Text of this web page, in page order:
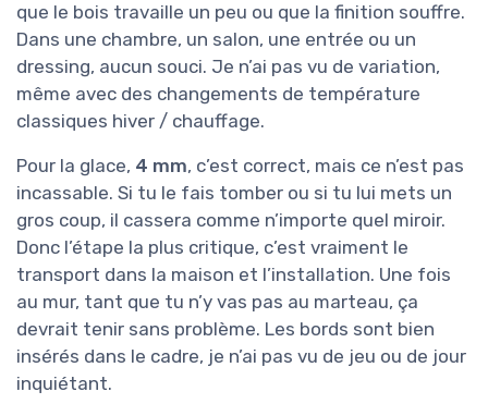
que le bois travaille un peu ou que la finition souffre.
Dans une chambre, un salon, une entrée ou un
dressing, aucun souci. Je n’ai pas vu de variation,
même avec des changements de température
classiques hiver / chauffage.
Pour la glace, 4 mm, c’est correct, mais ce n’est pas
incassable. Si tu le fais tomber ou si tu lui mets un
gros coup, il cassera comme n’importe quel miroir.
Donc l’étape la plus critique, c’est vraiment le
transport dans la maison et l’installation. Une fois
au mur, tant que tu n’y vas pas au marteau, ça
devrait tenir sans problème. Les bords sont bien
insérés dans le cadre, je n’ai pas vu de jeu ou de jour
inquiétant.